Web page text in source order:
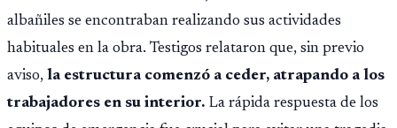
albañiles se encontraban realizando sus actividades
habituales en la obra. Testigos relataron que, sin previo
aviso, la estructura comenzó a ceder, atrapando a los
trabajadores en su interior. La rápida respuesta de los